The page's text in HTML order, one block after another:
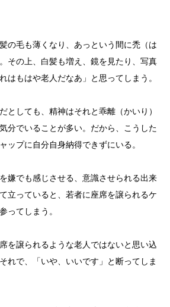
の毛も薄くなり、あっという間に禿（は
その上、白髪も増え、鏡を見たり、写真
はもはや老人だなあ」と思ってしまう。
としても、精神はそれと乖離（かいり）
分でいることが多い。だから、こうした
ップに自分自身納得できずにいる。
嫌でも感じさせる、意識させられる出来
立っていると、若者に座席を譲られるケ
ってしまう。
を譲られるような老人ではないと思い込
れで、「いや、いいです」と断ってしま